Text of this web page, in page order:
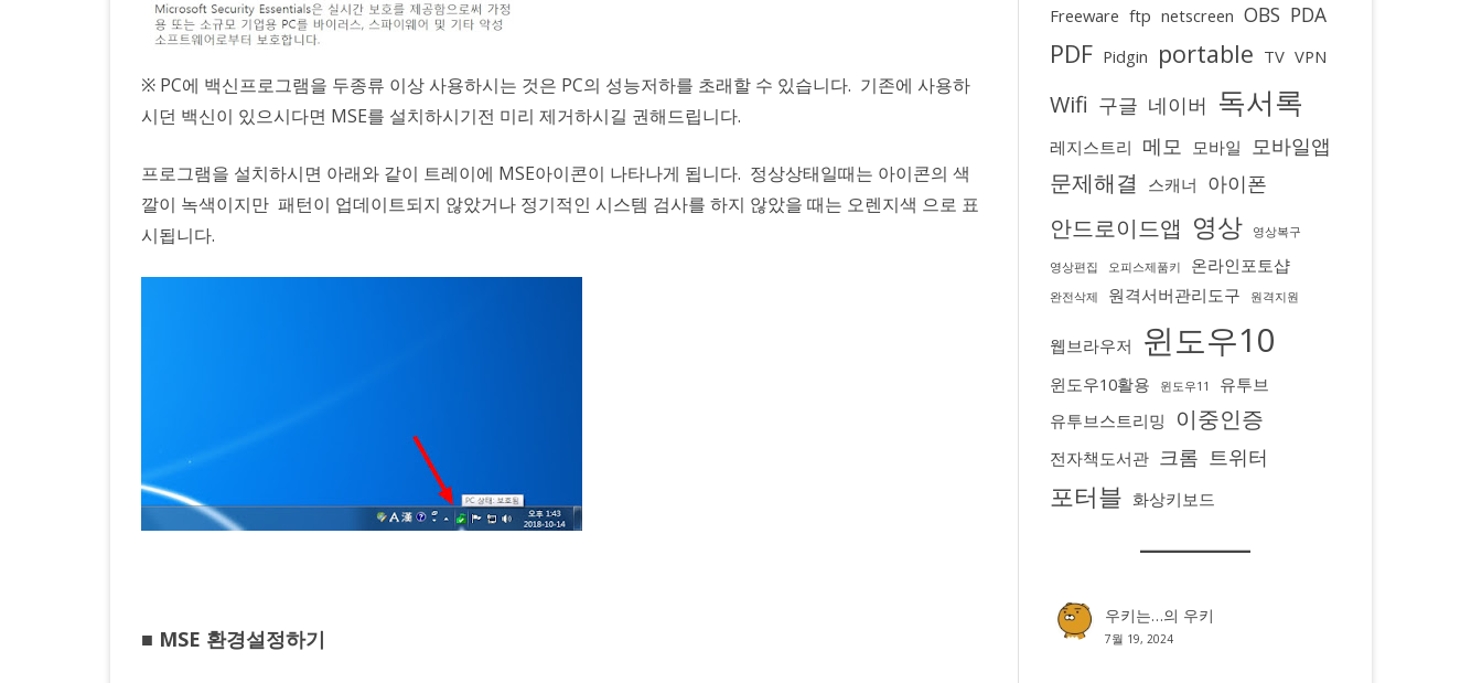
※ PC에 백신프로그램을 두종류 이상 사용하시는 것은 PC의 성능저하를 초래할 수 있습니다. 기존에 사용하
시던 백신이 있으시다면 MSE를 설치하시기전 미리 제거하시길 권해드립니다.
프로그램을 설치하시면 아래와 같이 트레이에 MSE아이콘이 나타나게 됩니다. 정상상태일때는 아이콘의 색
깔이 녹색이지만 패턴이 업데이트되지 않았거나 정기적인 시스템 검사를 하지 않았을 때는 오렌지색 으로 표
시됩니다.
■ MSE 환경설정하기
Freeware ftp netscreen OBS PDA
PDF Pidgin portable TV VPN
Wifi 구글 네이버 독서록
레지스트리 메모 모바일 모바일앱
문제해결 스캐너 아이폰
안드로이드앱 영상 영상복구
영상편집 오피스제품키 온라인포토샵
완전삭제 원격서버관리도구 원격지원
웹브라우저 윈도우10
윈도우10활용 윈도우11
유투브
유투브스트리밍
이중인증
전자책도서관 크롬 트위터
포터블 화상키보드
우키는…의 우키
7월 19, 2024